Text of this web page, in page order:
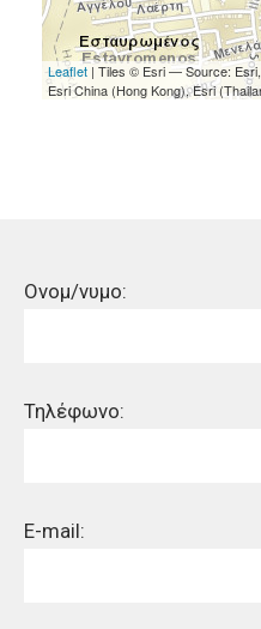
Leaflet | Tiles © Esri — Source:
Esri China (Hong Kong), Esri
Ονομ/νυμο:
Τηλέφωνο:
E-mail: